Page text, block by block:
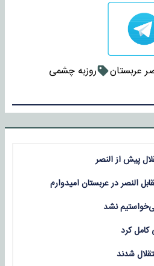
عربستان
روزبه چشمی
پیش از النصر
النصر در عربستان امیدوارم
نشد
کرد
شدند